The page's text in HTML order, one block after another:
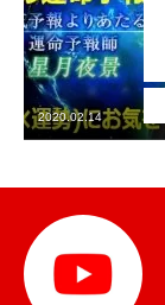
ブログ
お知らせ
芸能界
テニス
スポーツ
2020.02.14